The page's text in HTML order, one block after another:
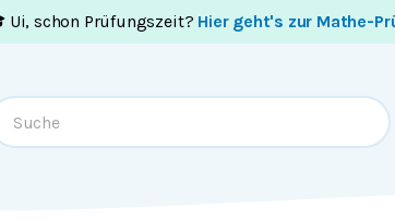
Ui, schon Prüfungszeit? Hier geht's zur Mathe-